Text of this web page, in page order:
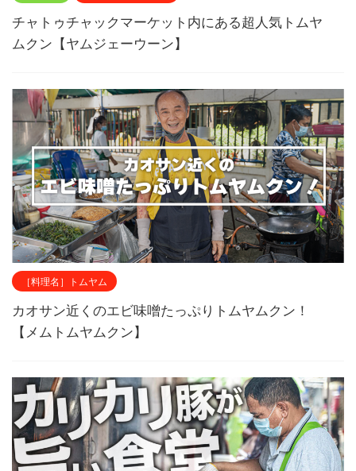
チャトゥチャックマーケット内にある超人気トムヤ
ムクン【ヤムジェーウーン】
［料理名］トムヤム
カオサン近くのエビ味噌たっぷりトムヤムクン！
【メムトムヤムクン】